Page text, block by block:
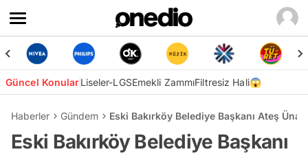
Güncel KonularLiseler-LGSEmekli ZammıFiltresiz Hali😱
Haberler Gündem Eski Bakırköy Belediye Başkanı Ateş Ünal
Eski Bakırköy Belediye Başkanı